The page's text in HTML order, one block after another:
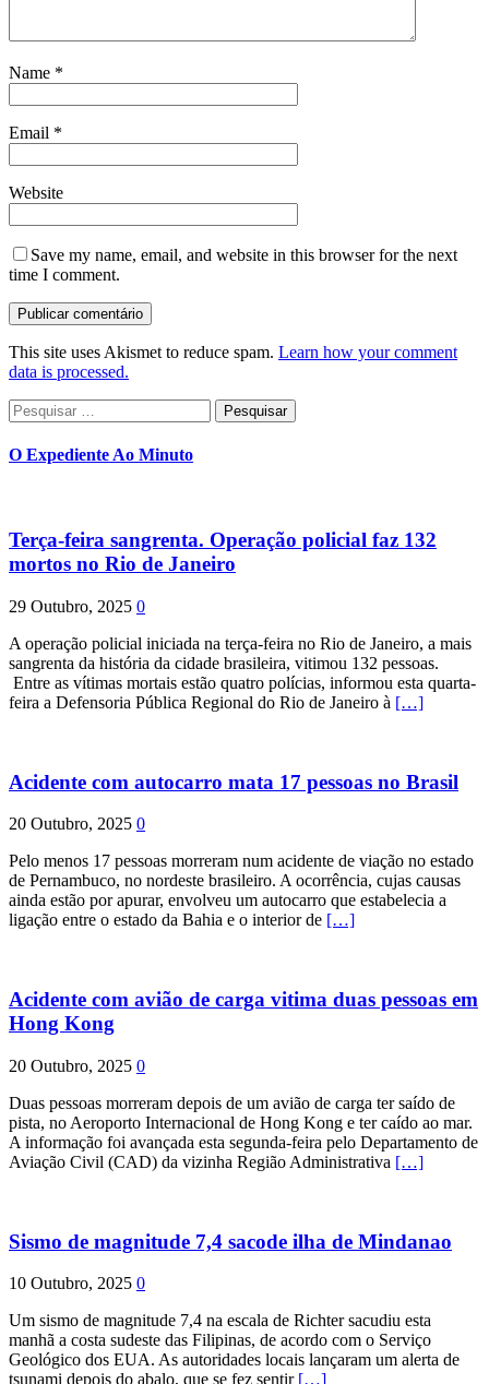
Name *
Email *
Website
Save my name, email, and website in this browser for the next
time I comment.
This site uses Akismet to reduce spam. Learn how your comment
data is processed.
Pesquisar
por:
O Expediente Ao Minuto
Terça-feira sangrenta. Operação policial faz 132
mortos no Rio de Janeiro
29 Outubro, 2025 0
A operação policial iniciada na terça-feira no Rio de Janeiro, a mais
sangrenta da história da cidade brasileira, vitimou 132 pessoas.
Entre as vítimas mortais estão quatro polícias, informou esta quarta-
feira a Defensoria Pública Regional do Rio de Janeiro à […]
Acidente com autocarro mata 17 pessoas no Brasil
20 Outubro, 2025 0
Pelo menos 17 pessoas morreram num acidente de viação no estado
de Pernambuco, no nordeste brasileiro. A ocorrência, cujas causas
ainda estão por apurar, envolveu um autocarro que estabelecia a
ligação entre o estado da Bahia e o interior de […]
Acidente com avião de carga vitima duas pessoas em
Hong Kong
20 Outubro, 2025 0
Duas pessoas morreram depois de um avião de carga ter saído de
pista, no Aeroporto Internacional de Hong Kong e ter caído ao mar.
A informação foi avançada esta segunda-feira pelo Departamento de
Aviação Civil (CAD) da vizinha Região Administrativa […]
Sismo de magnitude 7,4 sacode ilha de Mindanao
10 Outubro, 2025 0
Um sismo de magnitude 7,4 na escala de Richter sacudiu esta
manhã a costa sudeste das Filipinas, de acordo com o Serviço
Geológico dos EUA. As autoridades locais lançaram um alerta de
tsunami depois do abalo, que se fez sentir […]